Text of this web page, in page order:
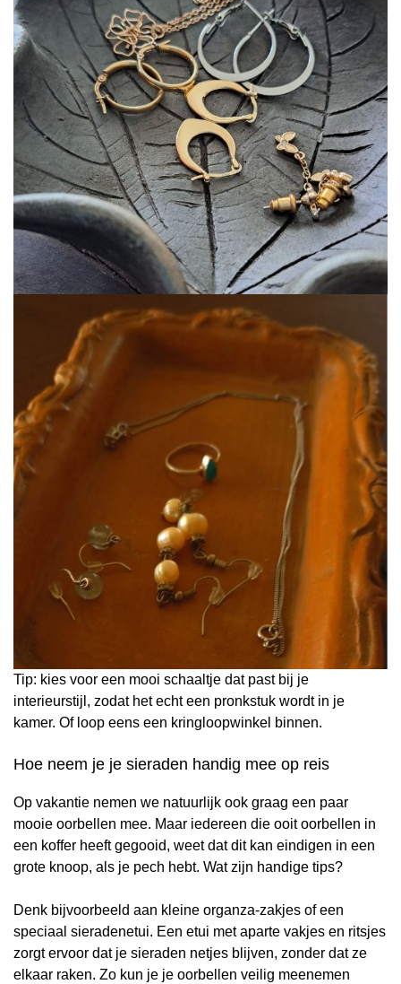
Tip: kies voor een mooi schaaltje dat past bij je
interieurstijl, zodat het echt een pronkstuk wordt in je
kamer. Of loop eens een kringloopwinkel binnen.
Hoe neem je je sieraden handig mee op reis
Op vakantie nemen we natuurlijk ook graag een paar
mooie oorbellen mee. Maar iedereen die ooit oorbellen in
een koffer heeft gegooid, weet dat dit kan eindigen in een
grote knoop, als je pech hebt. Wat zijn handige tips?
Denk bijvoorbeeld aan kleine organza-zakjes of een
speciaal sieradenetui. Een etui met aparte vakjes en ritsjes
zorgt ervoor dat je sieraden netjes blijven, zonder dat ze
elkaar raken. Zo kun je je oorbellen veilig meenemen